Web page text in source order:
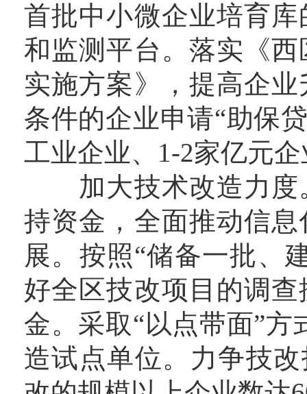
首批中小微企业培育
和监测平台。落实《
实施方案》，提高企
条件的企业申请“助保
工业企业、1-2家亿元
加大技术改造力度
持资金，全面推动信
展。按照“储备一批、
好全区技改项目的调
金。采取“以点带面”
造试点单位。力争技